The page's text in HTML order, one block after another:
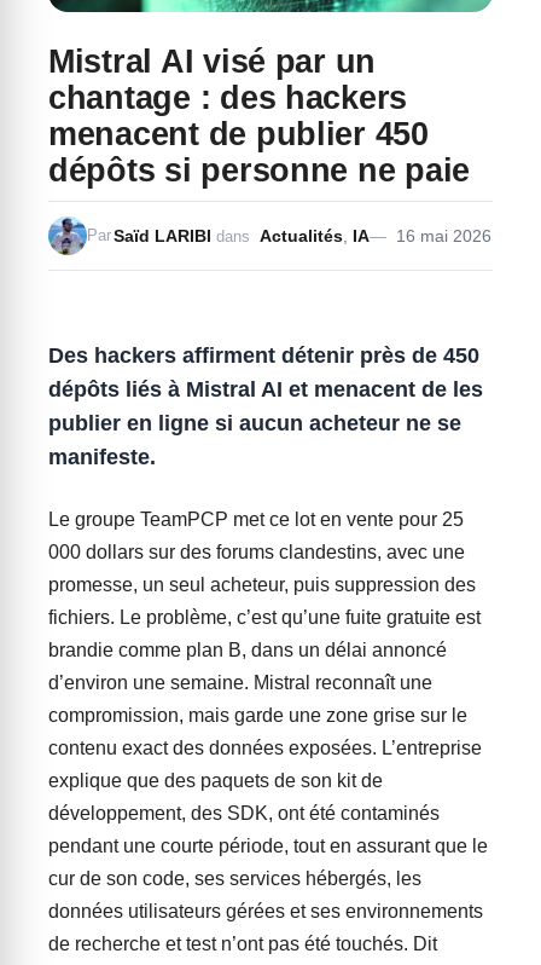
Mistral AI visé par un
chantage : des hackers
menacent de publier 450
dépôts si personne ne paie
16 mai 2026
ParSaïd LARIBI dans Actualités IA
Des hackers affirment détenir près de 450
dépôts liés à Mistral AI et menacent de les
publier en ligne si aucun acheteur ne se
manifeste.
Le groupe TeamPCP met ce lot en vente pour 25
000 dollars sur des forums clandestins, avec une
promesse, un seul acheteur, puis suppression des
fichiers. Le problème, c’est qu’une fuite gratuite est
brandie comme plan B, dans un délai annoncé
d’environ une semaine. Mistral reconnaît une
compromission, mais garde une zone grise sur le
contenu exact des données exposées. L’entreprise
explique que des paquets de son kit de
développement, des SDK, ont été contaminés
pendant une courte période, tout en assurant que le
cur de son code, ses services hébergés, les
données utilisateurs gérées et ses environnements
de recherche et test n’ont pas été touchés. Dit